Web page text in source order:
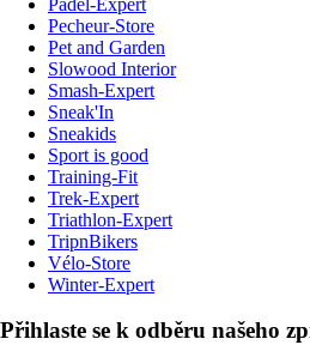
Pecheur-Store
Pet and Garden
Slowood Interior
Smash-Expert
Sneak'In
Sneakids
Sport is good
Training-Fit
Trek-Expert
Triathlon-Expert
TripnBikers
Vélo-Store
Winter-Expert
Přihlaste se k odběru našeho